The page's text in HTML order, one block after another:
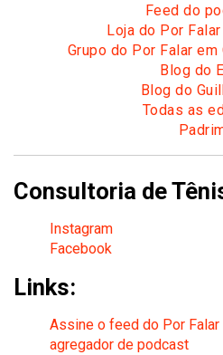
Feed do
Loja do Por
Grupo do Por Falar
Blog do
Blog do
Todas as
Consultoria de
Instagram
Facebook
Links:
Assine o feed do Por Falar
agregador de podcast